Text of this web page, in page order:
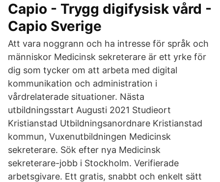
Capio - Trygg digifysisk vård -
Capio Sverige
Att vara noggrann och ha intresse för språk och
människor Medicinsk sekreterare är ett yrke för
dig som tycker om att arbeta med digital
kommunikation och administration i
vårdrelaterade situationer. Nästa
utbildningsstart Augusti 2021 Studieort
Kristianstad Utbildningsanordnare Kristianstad
kommun, Vuxenutbildningen Medicinsk
sekreterare. Sök efter nya Medicinsk
sekreterare-jobb i Stockholm. Verifierade
arbetsgivare. Ett gratis, snabbt och enkelt sätt